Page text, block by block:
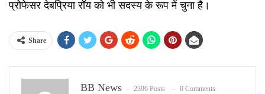
प्रोफेसर देबप्रिया रॉय को भी सदस्य के रूप में चुना है।
Share
BB News 2396 Posts 0 Comments